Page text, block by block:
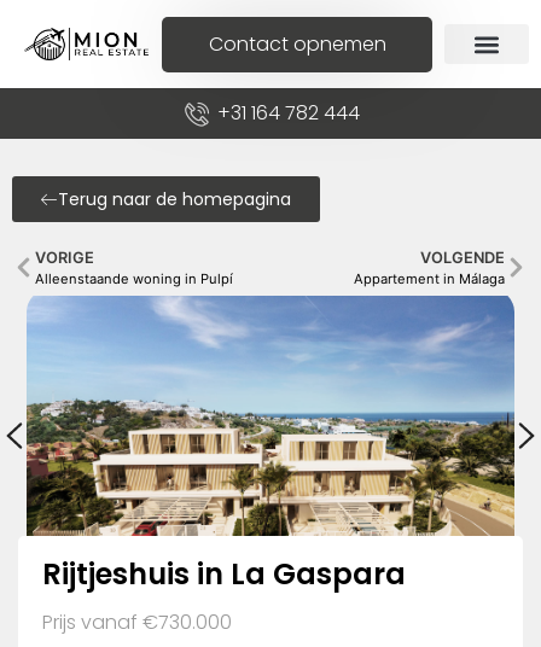
Contact opnemen
+31 164 782 444
Terug naar de homepagina
VORIGE
Alleenstaande woning in Pulpí
VOLGENDE
Appartement in Málaga
Rijtjeshuis in La Gaspara
Prijs vanaf €730.000